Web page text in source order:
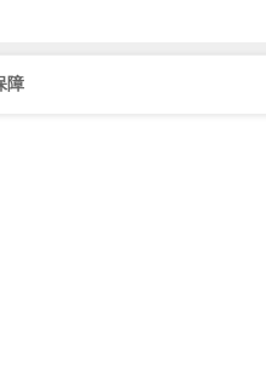
障